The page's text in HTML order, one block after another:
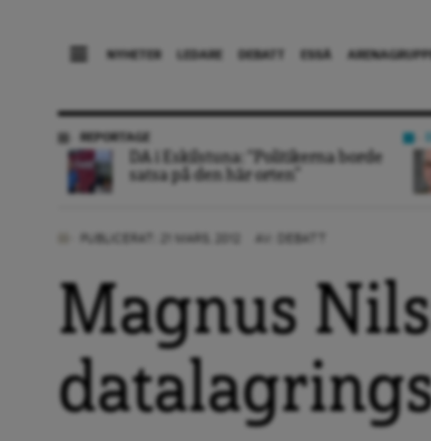
NYHETER LEDARE DEBATT ESSÄ
REPORTAGE
DA i Eskilstuna: “Politikerna borde
satsa på den här orten”
Magnus